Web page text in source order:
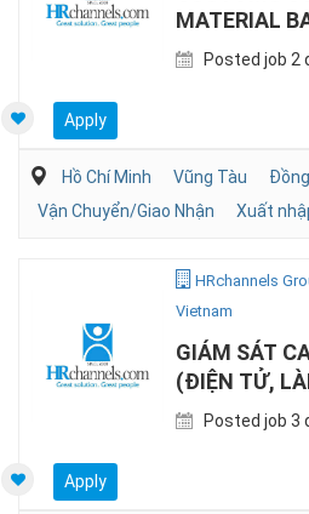
MATERIAL
SPECIALIST
Posted job 2
Apply
Hồ Chí Minh Vũng Tàu
Vận Chuyển/Giao Nhận
Xuất
HRchannels
Vietnam
GIÁM SÁT
(ĐIỆN TỬ,
Posted job 3
Apply